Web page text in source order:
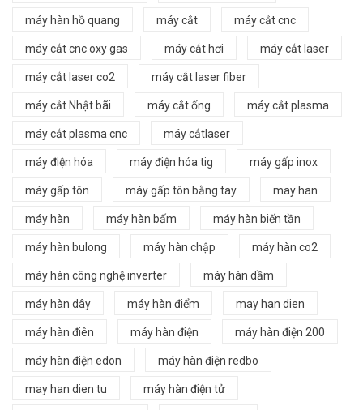
máy hàn hồ quang máy cắt máy cắt cnc
máy cắt cnc oxy gas máy cắt hơi máy cắt laser
máy cắt laser co2 máy cắt laser fiber
máy cắt Nhật bãi máy cắt ống máy cắt plasma
máy cắt plasma cnc máy cắtlaser
máy điện hóa máy điện hóa tig máy gấp inox
máy gấp tôn máy gấp tôn bằng tay may han
máy hàn máy hàn bấm máy hàn biến tần
máy hàn bulong máy hàn chập máy hàn co2
máy hàn công nghệ inverter máy hàn dầm
máy hàn dây máy hàn điểm may han dien
máy hàn điên máy hàn điện máy hàn điện 200
máy hàn điện edon máy hàn điện redbo
may han dien tu máy hàn điện tử